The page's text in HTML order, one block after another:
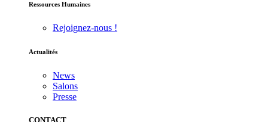
Ressources Humaines
Rejoignez-nous !
Actualités
News
Salons
Presse
CONTACT